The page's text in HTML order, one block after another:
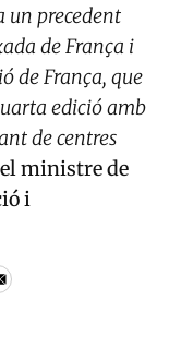
un precedent
de França i
de França, que
edició amb
de centres
ministre de
i